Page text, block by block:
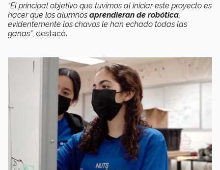
“El principal objetivo que tuvimos al iniciar este proyecto es
hacer que los alumnos aprendieran de robótica
evidentemente los chavos le han echado todas las
ganas”, destacó.